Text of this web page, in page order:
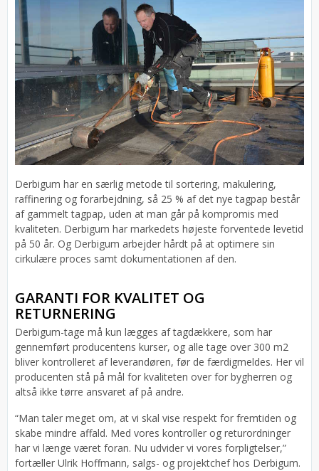
Derbigum har en særlig metode til sortering, makulering,
raffinering og forarbejdning, så 25 % af det nye tagpap består
af gammelt tagpap, uden at man går på kompromis med
kvaliteten. Derbigum har markedets højeste forventede levetid
på 50 år. Og Derbigum arbejder hårdt på at optimere sin
cirkulære proces samt dokumentationen af den.
GARANTI FOR KVALITET OG
RETURNERING
Derbigum-tage må kun lægges af tagdækkere, som har
gennemført producentens kurser, og alle tage over 300 m2
bliver kontrolleret af leverandøren, før de færdigmeldes. Her vil
producenten stå på mål for kvaliteten over for bygherren og
altså ikke tørre ansvaret af på andre.
“Man taler meget om, at vi skal vise respekt for fremtiden og
skabe mindre affald. Med vores kontroller og returordninger
har vi længe været foran. Nu udvider vi vores forpligtelser,”
fortæller Ulrik Hoffmann, salgs- og projektchef hos Derbigum.